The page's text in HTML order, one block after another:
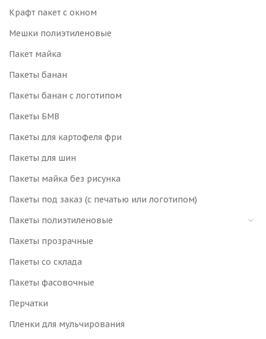
Крафт пакет с окном
Мешки полиэтиленовые
Пакет майка
Пакеты банан
Пакеты банан с логотипом
Пакеты БМВ
Пакеты для картофеля фри
Пакеты для шин
Пакеты майка без рисунка
Пакеты под заказ (с печатью или логотипом)
Пакеты полиэтиленовые
Пакеты прозрачные
Пакеты со склада
Пакеты фасовочные
Перчатки
Пленки для мульчирования